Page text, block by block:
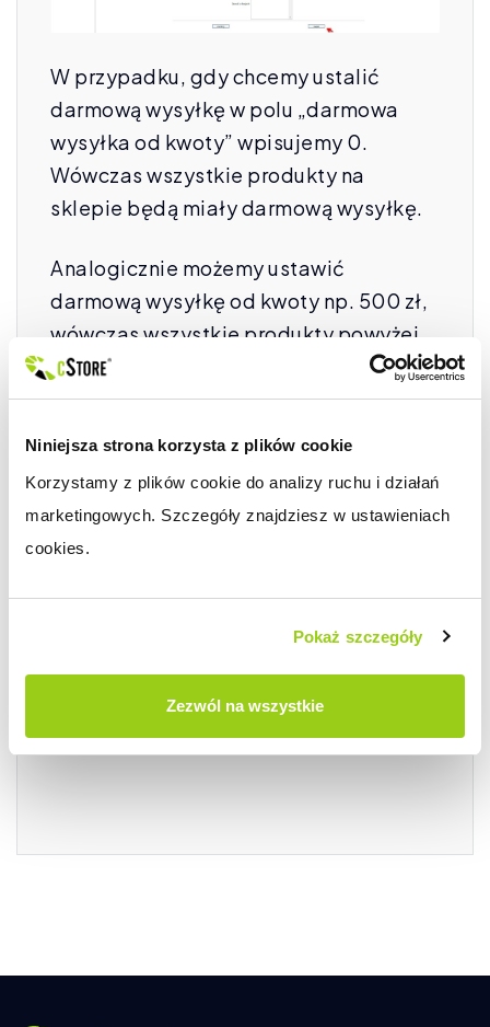
Niniejsza strona korzysta z plików cookie
Korzystamy z plików cookie do analizy ruchu i działań
marketingowych. Szczegóły znajdziesz w ustawieniach
cookies.
Pokaż szczegóły
Zezwól na wszystkie
W przypadku, gdy chcemy ustalić
darmową wysyłkę w polu „darmowa
wysyłka od kwoty” wpisujemy 0.
Wówczas wszystkie produkty na
sklepie będą miały darmową wysyłkę.
Analogicznie możemy ustawić
darmową wysyłkę od kwoty np. 500 zł,
wówczas wszystkie produkty powyżej
kwoty 500 zł będą miały zdefiniowaną
darmową wysyłkę.
Podobnie jest z darmową wysyłką wg.
wagi. W przypadku, gdy mamy
zdefiniowaną wysyłkę np. „kurier” w
przedziale od 0 -50 kg a produkt na
wówczas na produkcie pojawi się flaga